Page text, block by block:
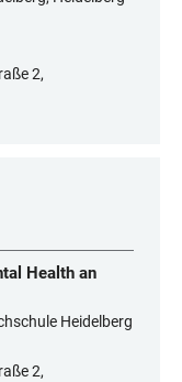
2,
Health an
Heidelberg
2,